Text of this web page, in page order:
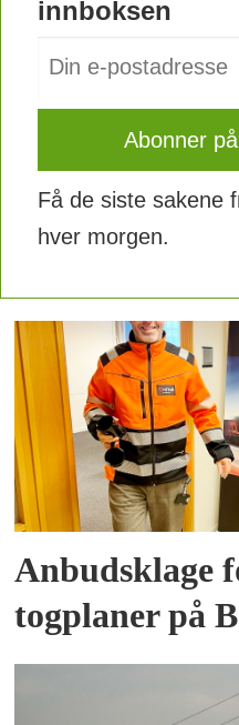
innboksen
Få de siste sakene
hver morgen.
Anbudsklage
togplaner på